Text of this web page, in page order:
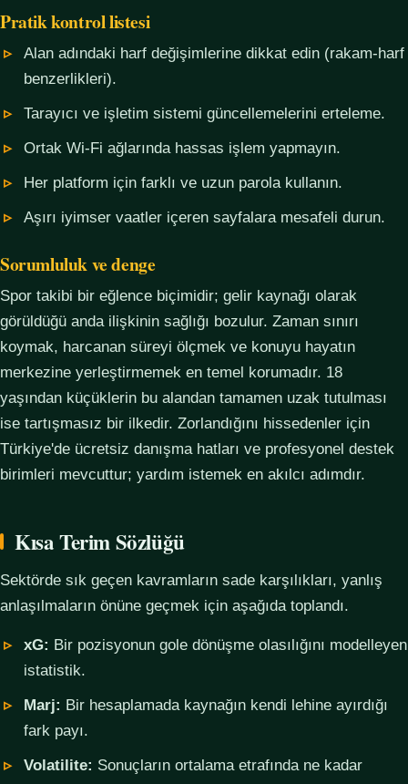
Pratik kontrol listesi
Alan adındaki harf değişimlerine dikkat edin (rakam-harf
benzerlikleri).
Tarayıcı ve işletim sistemi güncellemelerini erteleme.
Ortak Wi-Fi ağlarında hassas işlem yapmayın.
Her platform için farklı ve uzun parola kullanın.
Aşırı iyimser vaatler içeren sayfalara mesafeli durun.
Sorumluluk ve denge
Spor takibi bir eğlence biçimidir; gelir kaynağı olarak
görüldüğü anda ilişkinin sağlığı bozulur. Zaman sınırı
koymak, harcanan süreyi ölçmek ve konuyu hayatın
merkezine yerleştirmemek en temel korumadır. 18
yaşından küçüklerin bu alandan tamamen uzak tutulması
ise tartışmasız bir ilkedir. Zorlandığını hissedenler için
Türkiye'de ücretsiz danışma hatları ve profesyonel destek
birimleri mevcuttur; yardım istemek en akılcı adımdır.
Kısa Terim Sözlüğü
Sektörde sık geçen kavramların sade karşılıkları, yanlış
anlaşılmaların önüne geçmek için aşağıda toplandı.
xG: Bir pozisyonun gole dönüşme olasılığını modelleyen
istatistik.
Marj: Bir hesaplamada kaynağın kendi lehine ayırdığı
fark payı.
Volatilite: Sonuçların ortalama etrafında ne kadar